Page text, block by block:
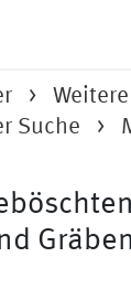
Suche
Gräben